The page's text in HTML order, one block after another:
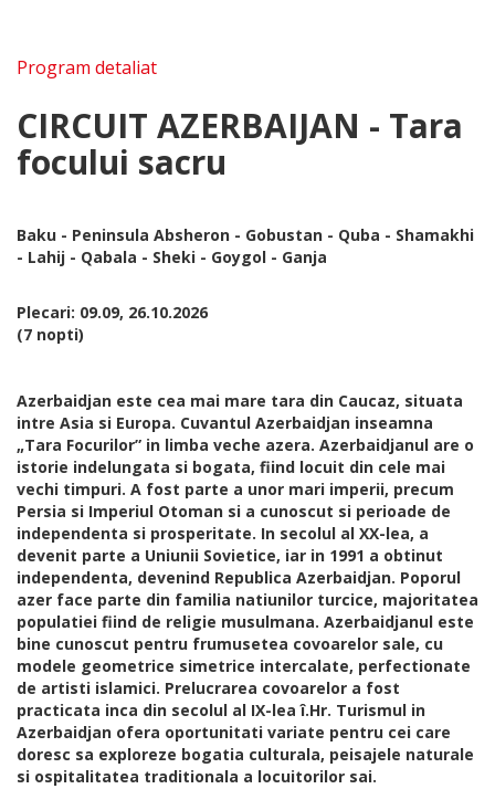
Program detaliat
CIRCUIT AZERBAIJAN - Tara
focului sacru
Baku - Peninsula Absheron - Gobustan - Quba - Shamakhi
- Lahij - Qabala - Sheki - Goygol - Ganja
Plecari: 09.09, 26.10.2026
(7 nopti)
Azerbaidjan este cea mai mare tara din Caucaz, situata
intre Asia si Europa. Cuvantul Azerbaidjan inseamna
„Tara Focurilor” in limba veche azera. Azerbaidjanul are o
istorie indelungata si bogata, fiind locuit din cele mai
vechi timpuri. A fost parte a unor mari imperii, precum
Persia si Imperiul Otoman si a cunoscut si perioade de
independenta si prosperitate. In secolul al XX-lea, a
devenit parte a Uniunii Sovietice, iar in 1991 a obtinut
independenta, devenind Republica Azerbaidjan. Poporul
azer face parte din familia natiunilor turcice, majoritatea
populatiei fiind de religie musulmana. Azerbaidjanul este
bine cunoscut pentru frumusetea covoarelor sale, cu
modele geometrice simetrice intercalate, perfectionate
de artisti islamici. Prelucrarea covoarelor a fost
practicata inca din secolul al IX-lea î.Hr. Turismul in
Azerbaidjan ofera oportunitati variate pentru cei care
doresc sa exploreze bogatia culturala, peisajele naturale
si ospitalitatea traditionala a locuitorilor sai.